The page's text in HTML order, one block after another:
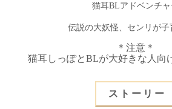
猫耳BLアドベンチャ
伝説の大妖怪、センリが子
＊注意＊
猫耳しっぽとBLが大好きな人向
ストーリー